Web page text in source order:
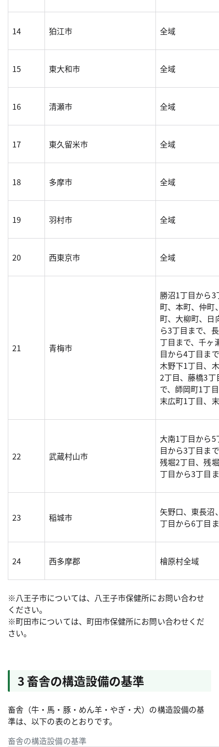
14 狛江市 全域
15 東大和市 全域
16 清瀬市 全域
17 東久留米市 全域
18 多摩市 全域
19 羽村市 全域
20 西東京市 全域
21 青梅市
勝沼1丁目から
町、本町、仲町
町、大柳町、日
ら3丁目まで、
丁目まで、千ヶ
目から4丁目ま
木野下1丁目、
2丁目、藤橋3
で、師岡町1丁
末広町1丁目、
22 武蔵村山市
大南1丁目から
目から3丁目ま
残堀2丁目、残
丁目から3丁目
23 稲城市
矢野口、東長沼
丁目から6丁目
24 西多摩郡 檜原村全域
※八王子市については、八王子市保健所にお問い合わせ
ください。
※町田市については、町田市保健所にお問い合わせくだ
さい。
3 畜舎の構造設備の基準
畜舎（牛・馬・豚・めん羊 ・やぎ・犬）の構造設備の基
準は、以下の表のとおりです。
畜舎の構造設備の基準